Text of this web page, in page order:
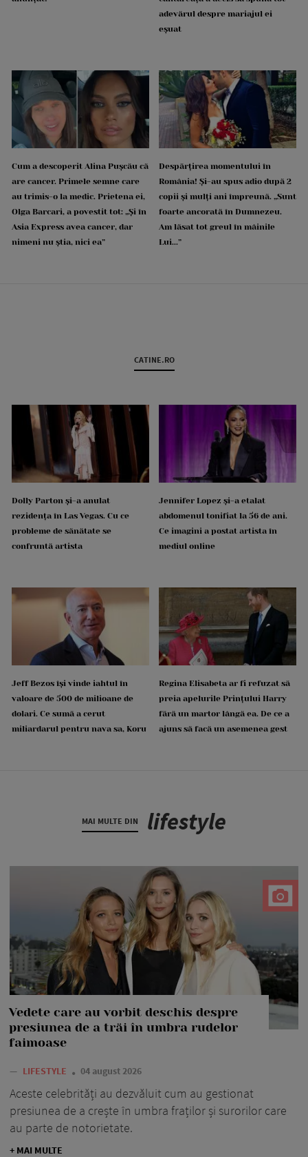
adevărul despre mariajul ei
eșuat
Cum a descoperit Alina Pușcău că
are cancer. Primele semne care
au trimis-o la medic. Prietena ei,
Olga Barcari, a povestit tot: „Și în
Asia Express avea cancer, dar
nimeni nu știa, nici ea”
Despărțirea momentului în
România! Și-au spus adio după 2
copii și mulți ani împreună. „Sunt
foarte ancorată în Dumnezeu.
Am lăsat tot greul în mâinile
Lui...”
CATINE.RO
Dolly Parton și-a anulat
rezidența în Las Vegas. Cu ce
probleme de sănătate se
confruntă artista
Jennifer Lopez și-a etalat
abdomenul tonifiat la 56 de ani.
Ce imagini a postat artista în
mediul online
Jeff Bezos își vinde iahtul în
valoare de 500 de milioane de
dolari. Ce sumă a cerut
miliardarul pentru nava sa, Koru
Regina Elisabeta ar fi refuzat să
preia apelurile Prințului Harry
fără un martor lângă ea. De ce a
ajuns să facă un asemenea gest
MAI MULTE DIN lifestyle
Vedete care au vorbit deschis despre
presiunea de a trăi în umbra rudelor
faimoase
— LIFESTYLE 04 august 2026
Aceste celebrități au dezvăluit cum au gestionat
presiunea de a crește în umbra fraților și surorilor care
au parte de notorietate.
+ MAI MULTE